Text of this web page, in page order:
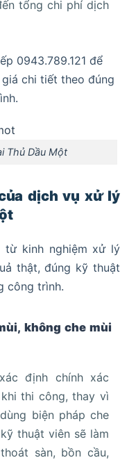
tổng chi phí dịch
0943.789.121 để
chi tiết theo đúng
Thủ Dầu Một
dịch vụ xử lý
từ kinh nghiệm xử lý
thật, đúng kỹ thuật
công trình.
không che mùi
định chính xác
thi công, thay vì
biện pháp che
thuật viên sẽ làm
sàn, bồn cầu,